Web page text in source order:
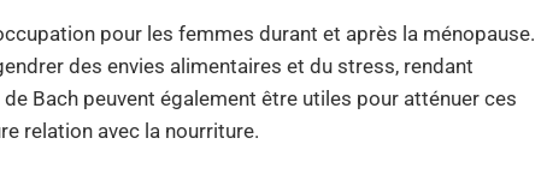
pour les femmes durant et après la ménopause.
des envies alimentaires et du stress, rendant
Bach peuvent également être utiles pour atténuer ces
relation avec la nourriture.